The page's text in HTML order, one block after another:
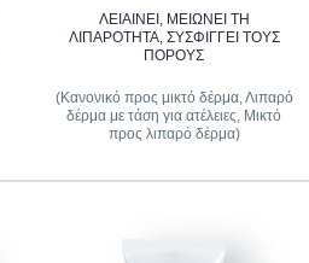
ΛΕΙΑΊΝΕΙ, ΜΕΙΏΝΕΙ ΤΗ
ΛΙΠΑΡΌΤΗΤΑ, ΣΥΣΦΊΓΓΕΙ ΤΟΥΣ
ΠΌΡΟΥΣ
(Κανονικό προς μικτό δέρμα, Λιπαρό
δέρμα με τάση για ατέλειες, Μικτό
προς λιπαρό δέρμα)